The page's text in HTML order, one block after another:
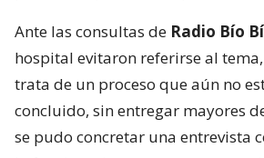
Ante las consultas de Radio Bío
hospital evitaron referirse al
trata de un proceso que aún no
concluido, sin entregar mayores
se pudo concretar una entrevista